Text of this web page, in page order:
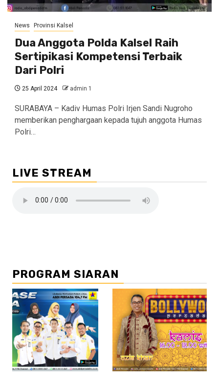
News Provinsi Kalsel
Dua Anggota Polda Kalsel Raih
Sertipikasi Kompetensi Terbaik
Dari Polri
25 April 2024 admin 1
SURABAYA – Kadiv Humas Polri Irjen Sandi Nugroho
memberikan penghargaan kepada tujuh anggota Humas
Polri…
LIVE STREAM
PROGRAM SIARAN
//2